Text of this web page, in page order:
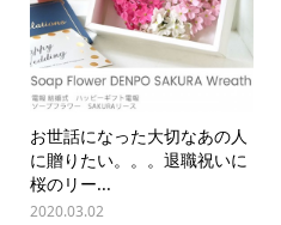
お世話になった大切なあの人
に贈りたい。。。退職祝いに
桜のリー...
2020.03.02